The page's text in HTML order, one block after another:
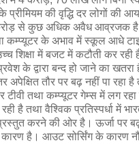
प्रीमियम की वृद्धि दर लोगों की
से कुछ अधिक अवैध आव्रजक
कम्‍प्‍यूटर के अभाव में स्‍कूल आधे
शिक्षा में बजट में कटौती कर
के द्वारा बन्‍द हो जाने का खतरा
अपेक्षित तौर पर बढ़ नहीं पा रहा
टीवी तथा कम्‍प्‍यूटर गेम्‍स में लग
है तथा वैश्‍विक प्रतिस्‍पर्धा में
करने की ओर है। ऊर्जा पर
कारण है। आउट सोर्सिंग के कारण